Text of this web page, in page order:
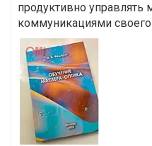
продуктивно
коммуникациями своего